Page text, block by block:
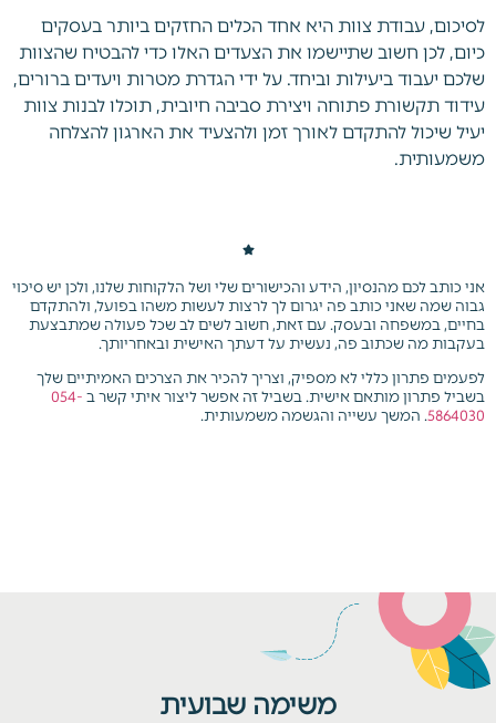
לסיכום, עבודת צוות היא אחד הכלים החזקים ביותר בעסקים
כיום, לכן חשוב שתיישמו את הצעדים האלו כדי להבטיח שהצוות
שלכם יעבוד ביעילות וביחד. על ידי הגדרת מטרות ויעדים ברורים,
עידוד תקשורת פתוחה ויצירת סביבה חיובית, תוכלו לבנות צוות
יעיל שיכול להתקדם לאורך זמן ולהצעיד את הארגון להצלחה
משמעותית.
אני כותב לכם מהנסיון, הידע והכישורים שלי ושל הלקוחות שלנו, ולכן יש סיכוי
גבוה שמה שאני כותב פה יגרום לך לרצות לעשות משהו בפועל, ולהתקדם
בחיים, במשפחה ובעסק. עם זאת, חשוב לשים לב שכל פעולה שמתבצעת
בעקבות מה שכתוב פה, נעשית על דעתך האישית ובאחריותך.
לפעמים פתרון כללי לא מספיק, וצריך להכיר את הצרכים האמיתיים שלך
בשביל פתרון מותאם אישית.בשביל זה אפשר ליצור איתי קשר ב 054-
5864030. המשך עשייה והגשמה משמעותית.
משימה שבועית